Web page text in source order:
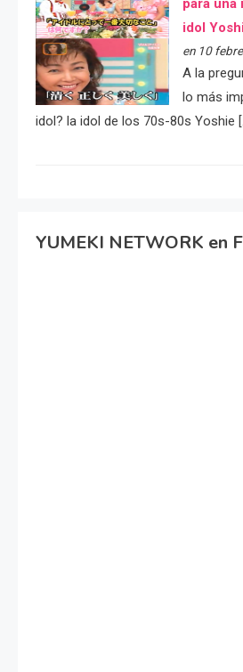
para una
idol
en 10
A la
lo más
idol? la idol de los 70s-80s Yoshie
YUMEKI NETWORK en